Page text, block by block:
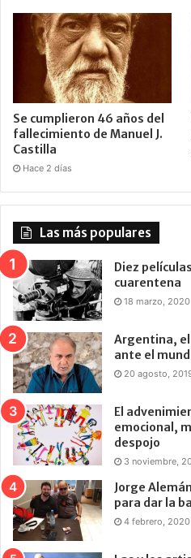
Se cumplieron 46 años del
fallecimiento de Manuel J.
Castilla
Hace 2 días
Las más populares
Diez
cuarentena
18 marzo, 2020
Argentina,
ante el
20 agosto,
El
emocional,
despojo
3 noviembre,
Jorge
para dar la
4 febrero, 2020